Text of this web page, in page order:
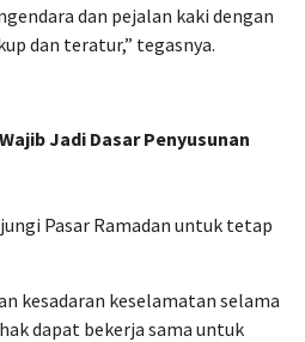
dan pejalan kaki dengan
dan teratur,” tegasnya.
Jadi Dasar Penyusunan
Pasar Ramadan untuk tetap
kesadaran keselamatan selama
dapat bekerja sama untuk